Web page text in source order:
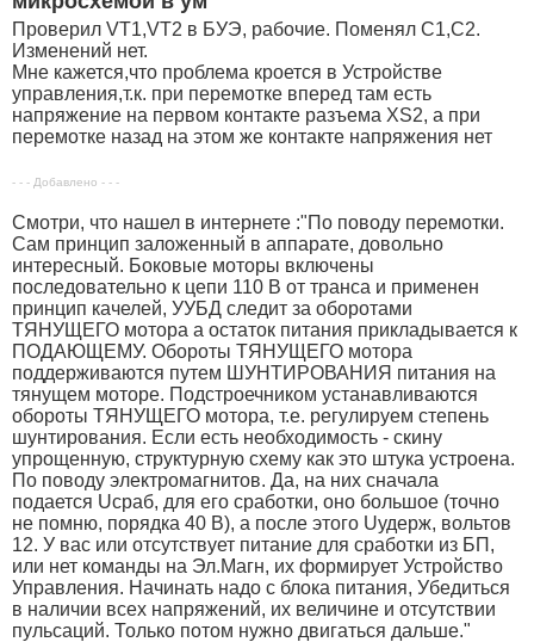
Проверил VT1,VT2 в БУЭ, рабочие. Поменял С1,С2.
Изменений нет.
Мне кажется,что проблема кроется в Устройстве
управления,т.к. при перемотке вперед там есть
напряжение на первом контакте разъема XS2, а при
перемотке назад на этом же контакте напряжения нет
- - - Добавлено - - -
Смотри, что нашел в интернете :"По поводу перемотки.
Сам принцип заложенный в аппарате, довольно
интересный. Боковые моторы включены
последовательно к цепи 110 В от транса и применен
принцип качелей, УУБД следит за оборотами
ТЯНУЩЕГО мотора а остаток питания прикладывается к
ПОДАЮЩЕМУ. Обороты ТЯНУЩЕГО мотора
поддерживаются путем ШУНТИРОВАНИЯ питания на
тянущем моторе. Подстроечником устанавливаются
обороты ТЯНУЩЕГО мотора, т.е. регулируем степень
шунтирования. Если есть необходимость - скину
упрощенную, структурную схему как это штука устроена.
По поводу электромагнитов. Да, на них сначала
подается Uсраб, для его сработки, оно большое (точно
не помню, порядка 40 В), а после этого Uудерж, вольтов
12. У вас или отсутствует питание для сработки из БП,
или нет команды на Эл.Магн, их формирует Устройство
Управления. Начинать надо с блока питания, Убедиться
в наличии всех напряжений, их величине и отсутствии
пульсаций. Только потом нужно двигаться дальше."